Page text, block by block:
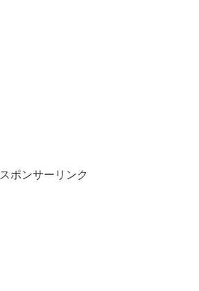
スポンサーリンク